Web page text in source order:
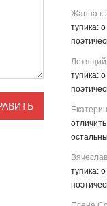
Жаннак
тупика:
Летящий
тупика:
Вячеслав
тупика: